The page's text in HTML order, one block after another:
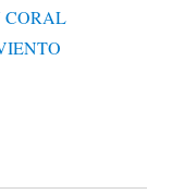
CORAL